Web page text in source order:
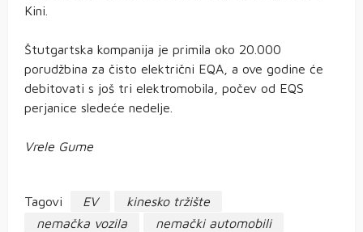
Kini.
Štutgartska kompanija je primila oko 20.000
porudžbina za čisto električni EQA, a ove godine će
debitovati s još tri elektromobila, počev od EQS
perjanice sledeće nedelje.
Vrele Gume
Tagovi EV
kinesko tržište
nemačka vozila
nemački automobili